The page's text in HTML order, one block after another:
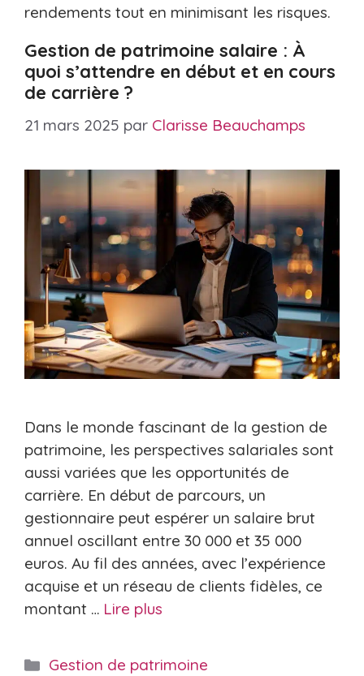
rendements tout en minimisant les risques.
Gestion de patrimoine salaire : À
quoi s’attendre en début et en cours
de carrière ?
21 mars 2025 par Clarisse Beauchamps
Dans le monde fascinant de la gestion de
patrimoine, les perspectives salariales sont
aussi variées que les opportunités de
carrière. En début de parcours, un
gestionnaire peut espérer un salaire brut
annuel oscillant entre 30 000 et 35 000
euros. Au fil des années, avec l’expérience
acquise et un réseau de clients fidèles, ce
montant … Lire plus
Catégories
Gestion de patrimoine